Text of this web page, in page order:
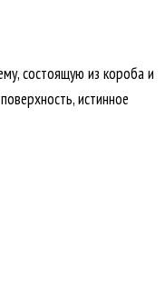
состоящую из короба и
истинное